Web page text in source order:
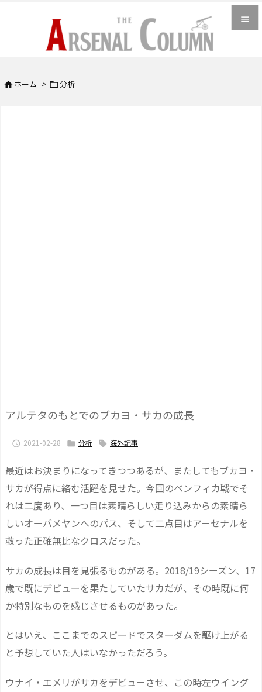

メニュ
 ホーム > 分析
アルテタのもとでのブカヨ・サカの成長
 2021-02-28  分析  海外記事
最近はお決まりになってきつつあるが、またしてもブカヨ・
サカが得点に絡む活躍を見せた。今回のベンフィカ戦でそ
れは二度あり、一つ目は素晴らしい走り込みからの素晴ら
しいオーバメヤンへのパス、そして二点目はアーセナルを
救った正確無比なクロスだった。
サカの成長は目を見張るものがある。2018/19シーズン、17
歳で既にデビューを果たしていたサカだが、その時既に何
か特別なものを感じさせるものがあった。
とはいえ、ここまでのスピードでスターダムを駆け上がる
と予想していた人はいなかっただろう。
ウナイ・エメリがサカをデビューさせ、この時左ウイング